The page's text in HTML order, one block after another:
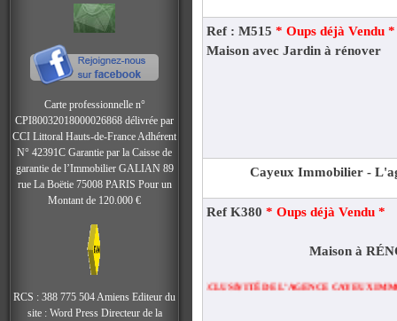
Carte professionnelle n°
CPI80032018000026868 délivrée par
CCI Littoral Hauts-de-France Adhérent
N° 42391C Garantie par la Caisse de
garantie de l’Immobilier GALIAN 89
rue La Boëtie 75008 PARIS Pour un
Montant de 120.000 €
RCS : 388 775 504 Amiens Editeur du
site : Word Press Directeur de la
Ref : M515 * Oups déjà Vendu *
Maison avec Jardin à rénover
Cayeux Immobilier -
Ref K380 * Oups déjà Vendu *
Maison à
EXCLUSIVITÉ DE L’AGENCE CAYEUX IMMOBILIER